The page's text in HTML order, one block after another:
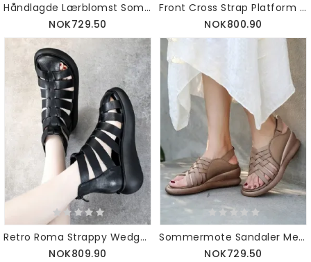
Håndlagde Lærblomst Sommersandaler Grønne
NOK729.50
Front Cross Strap Platform Sandaler Slingback
NOK800.90
Retro Roma Strappy Wedge Sandaler For Kvinner
NOK809.90
Sommermote Sandaler Med Kilekorsreim Khaki
NOK729.50